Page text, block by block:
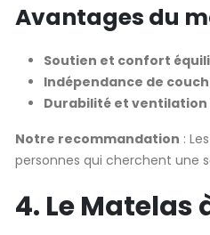
Avantages du
Soutien et confort
Indépendance de
Durabilité et ventilation
Notre recommandation :
personnes qui cherchent une
4. Le Matelas